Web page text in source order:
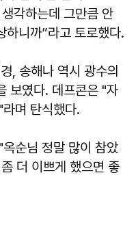
각하는데 그만큼 안
하니까”라고 토로했다.
, 송해나 역시 광수의
보였다. 데프콘은 "자
며 탄식했다.
순님 정말 많이 참았
더 이쁘게 했으면 좋